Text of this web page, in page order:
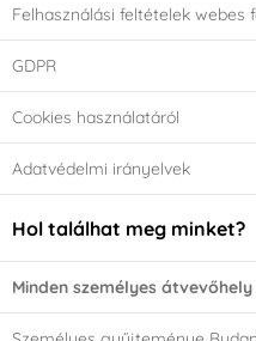
Felhasználási feltételek webes
GDPR
Cookies használatáról
Adatvédelmi irányelvek
Hol találhat meg minket?
Minden személyes átvevőhely